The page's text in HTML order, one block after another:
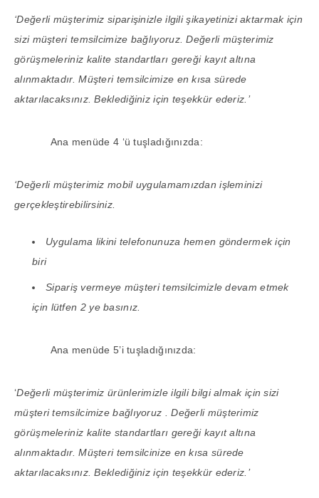
‘Değerli müşterimiz siparişinizle ilgili şikayetinizi aktarmak için
sizi müşteri temsilcimize bağlıyoruz. Değerli müşterimiz
görüşmeleriniz kalite standartları gereği kayıt altına
alınmaktadır. Müşteri temsilcimize en kısa sürede
aktarılacaksınız. Beklediğiniz için teşekkür ederiz.’
Ana menüde 4 ‘ü tuşladığınızda:
‘Değerli müşterimiz mobil uygulamamızdan işleminizi
gerçekleştirebilirsiniz.
Uygulama likini telefonunuza hemen göndermek için
biri
Sipariş vermeye müşteri temsilcimizle devam etmek
için lütfen 2 ye basınız.
Ana menüde 5’i tuşladığınızda:
‘Değerli müşterimiz ürünlerimizle ilgili bilgi almak için sizi
müşteri temsilcimize bağlıyoruz . Değerli müşterimiz
görüşmeleriniz kalite standartları gereği kayıt altına
alınmaktadır. Müşteri temsilcinize en kısa sürede
aktarılacaksınız. Beklediğiniz için teşekkür ederiz.’